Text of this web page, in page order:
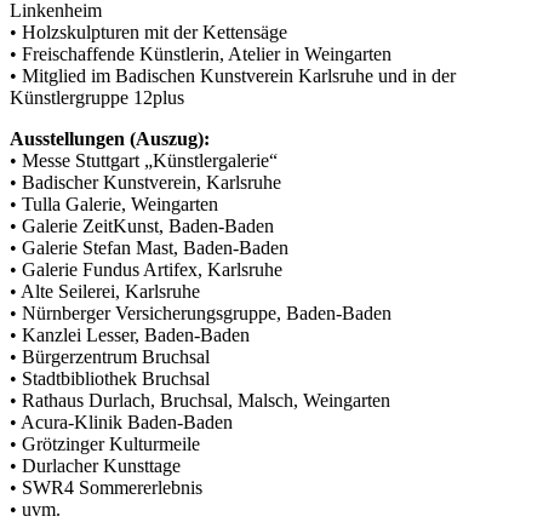
Linkenheim
• Holzskulpturen mit der Kettensäge
• Freischaffende Künstlerin, Atelier in Weingarten
• Mitglied im Badischen Kunstverein Karlsruhe und in der
Künstlergruppe 12plus
Ausstellungen (Auszug):
• Messe Stuttgart „Künstlergalerie“
• Badischer Kunstverein, Karlsruhe
• Tulla Galerie, Weingarten
• Galerie ZeitKunst, Baden-Baden
• Galerie Stefan Mast, Baden-Baden
• Galerie Fundus Artifex, Karlsruhe
• Alte Seilerei, Karlsruhe
• Nürnberger Versicherungsgruppe, Baden-Baden
• Kanzlei Lesser, Baden-Baden
• Bürgerzentrum Bruchsal
• Stadtbibliothek Bruchsal
• Rathaus Durlach, Bruchsal, Malsch, Weingarten
• Acura-Klinik Baden-Baden
• Grötzinger Kulturmeile
• Durlacher Kunsttage
• SWR4 Sommererlebnis
• uvm.